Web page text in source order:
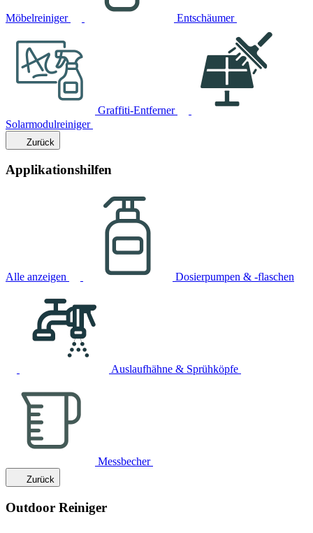
Möbelreiniger Entschäumer
Graffiti-Entferner
Solarmodulreiniger
Zurück
Applikationshilfen
Alle anzeigen Dosierpumpen & -flaschen
Auslaufhähne & Sprühköpfe
Messbecher
Zurück
Outdoor Reiniger